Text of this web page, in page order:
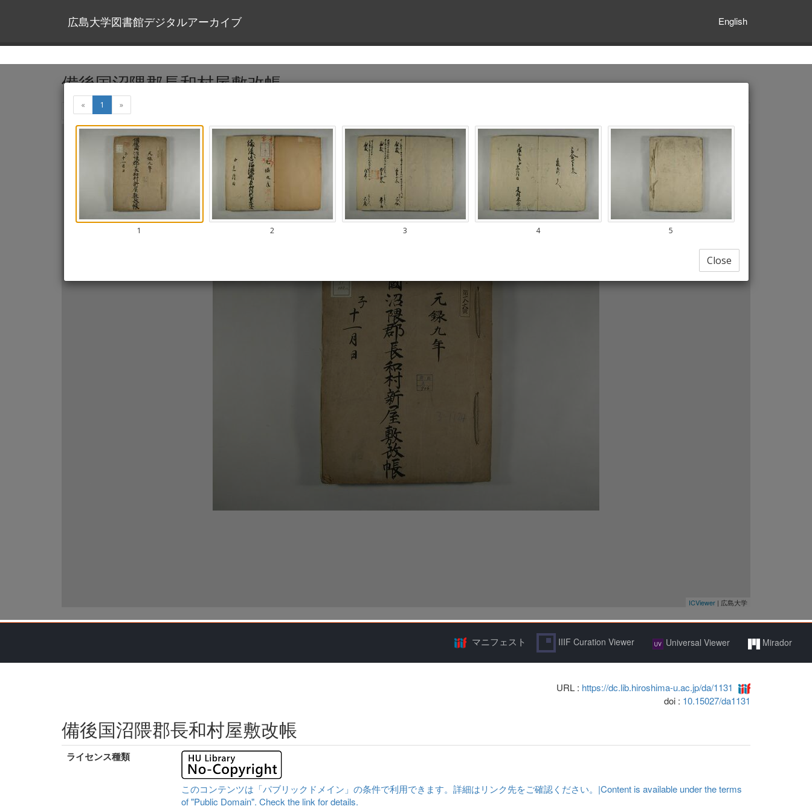
広島大学図書館デジタルアーカイブ English
マニフェスト IIIF Curation Viewer Universal Viewer Mirador
URL : https://dc.lib.hiroshima-u.ac.jp/da/1131
doi : 10.15027/da1131
備後国沼隈郡長和村屋敷改帳
ライセンス種類
このコンテンツは「パブリックドメイン」の条件で利用できます。詳細はリンク先をご確認ください。|Content is available under the terms
of "Public Domain". Check the link for details.